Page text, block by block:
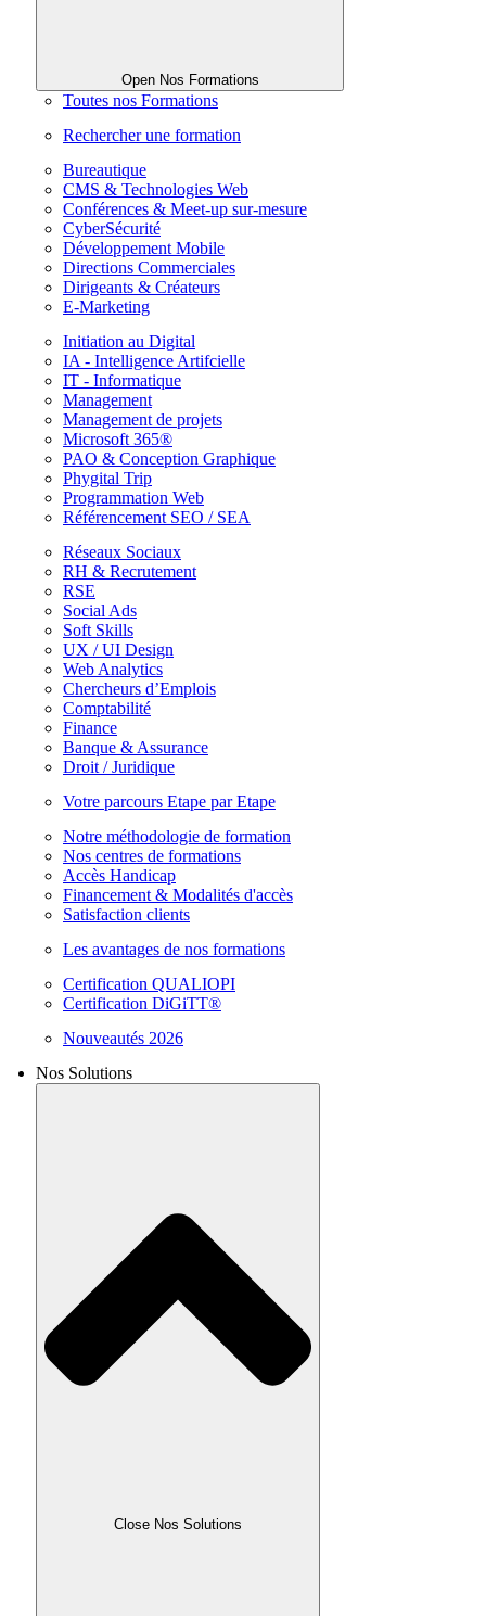
Open Nos Formations
Toutes nos Formations
Rechercher une formation
Bureautique
CMS & Technologies Web
Conférences & Meet-up sur-mesure
CyberSécurité
Développement Mobile
Directions Commerciales
Dirigeants & Créateurs
E-Marketing
Initiation au Digital
IA - Intelligence Artifcielle
IT - Informatique
Management
Management de projets
Microsoft 365®
PAO & Conception Graphique
Phygital Trip
Programmation Web
Référencement SEO / SEA
Réseaux Sociaux
RH & Recrutement
RSE
Social Ads
Soft Skills
UX / UI Design
Web Analytics
Chercheurs d’Emplois
Comptabilité
Finance
Banque & Assurance
Droit / Juridique
Votre parcours Etape par Etape
Notre méthodologie de formation
Nos centres de formations
Accès Handicap
Financement & Modalités d'accès
Satisfaction clients
Les avantages de nos formations
Certification QUALIOPI
Certification DiGiTT®
Nouveautés 2026
Nos Solutions
Close Nos Solutions